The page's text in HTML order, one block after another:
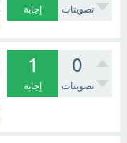
تصويتات إجابة
0
تصويتات
1
إجابة